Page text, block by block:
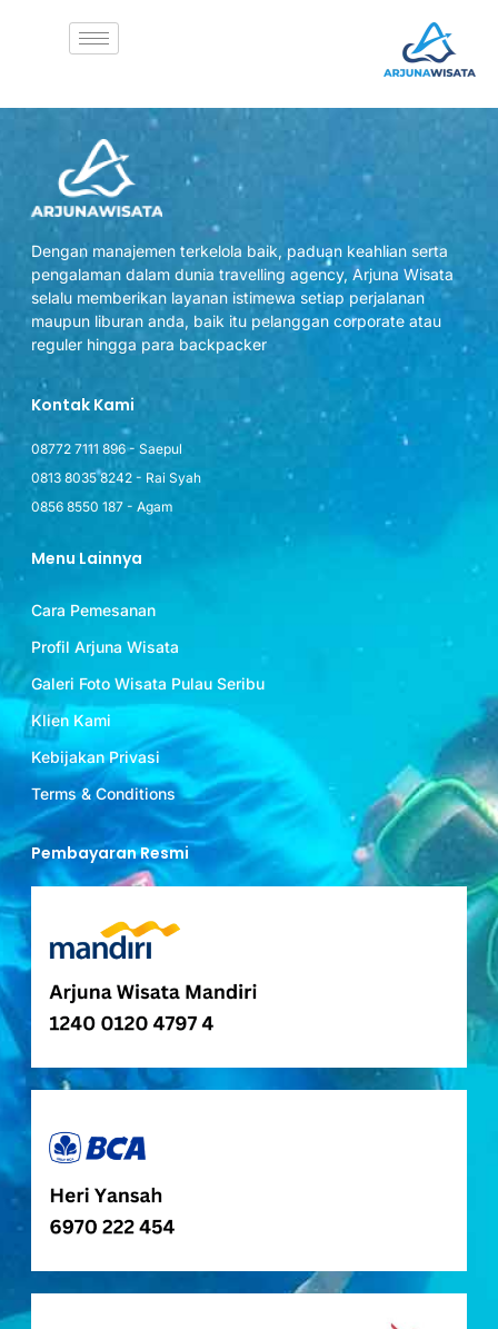
Thank You
Dengan manajemen terkelola baik, paduan keahlian serta
pengalaman dalam dunia travelling agency, Arjuna Wisata
selalu memberikan layanan istimewa setiap perjalanan
maupun liburan anda, baik itu pelanggan corporate atau
reguler hingga para backpacker
Kontak Kami
08772 7111 896 - Saepul
0813 8035 8242 - Rai Syah
0856 8550 187 - Agam
Menu Lainnya
Cara Pemesanan
Profil Arjuna Wisata
Galeri Foto Wisata Pulau Seribu
Klien Kami
Kebijakan Privasi
Terms & Conditions
Pembayaran Resmi